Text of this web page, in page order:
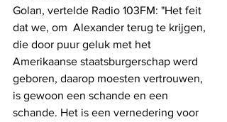
Golan, vertelde Radio 103FM: "Het feit
dat we, om  Alexander terug te krijgen,
die door puur geluk met het
Amerikaanse staatsburgerschap werd
geboren, daarop moesten vertrouwen,
is gewoon een schande en een
schande. Het is een vernedering voor